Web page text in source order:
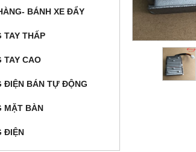
BÁNH XE ĐẨY
TAY THẤP
TAY CAO
ĐIỆN BÁN TỰ ĐỘNG
MẶT BÀN
ĐIỆN